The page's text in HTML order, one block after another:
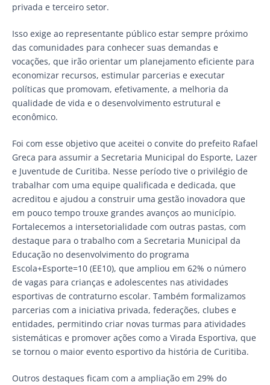
privada e terceiro setor.
Isso exige ao representante público estar sempre próximo
das comunidades para conhecer suas demandas e
vocações, que irão orientar um planejamento eficiente para
economizar recursos, estimular parcerias e executar
políticas que promovam, efetivamente, a melhoria da
qualidade de vida e o desenvolvimento estrutural e
econômico.
Foi com esse objetivo que aceitei o convite do prefeito Rafael
Greca para assumir a Secretaria Municipal do Esporte, Lazer
e Juventude de Curitiba. Nesse período tive o privilégio de
trabalhar com uma equipe qualificada e dedicada, que
acreditou e ajudou a construir uma gestão inovadora que
em pouco tempo trouxe grandes avanços ao município.
Fortalecemos a intersetorialidade com outras pastas, com
destaque para o trabalho com a Secretaria Municipal da
Educação no desenvolvimento do programa
Escola+Esporte=10 (EE10), que ampliou em 62% o número
de vagas para crianças e adolescentes nas atividades
esportivas de contraturno escolar. Também formalizamos
parcerias com a iniciativa privada, federações, clubes e
entidades, permitindo criar novas turmas para atividades
sistemáticas e promover ações como a Virada Esportiva, que
se tornou o maior evento esportivo da história de Curitiba.
Outros destaques ficam com a ampliação em 29% do